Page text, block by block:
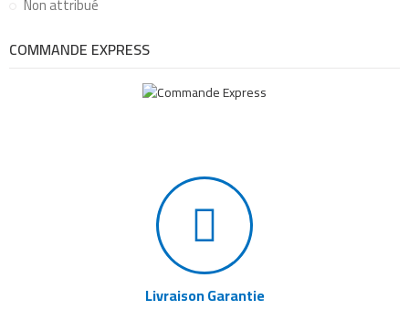
COMMANDE EXPRESS
Livraison Garantie